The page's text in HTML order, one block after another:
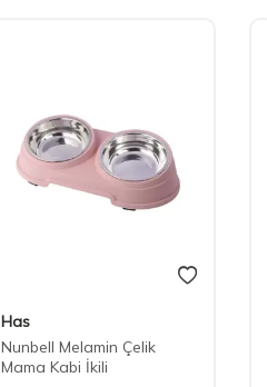
Has
Nunbell Melamin Çelik
Mama Kabi İkili